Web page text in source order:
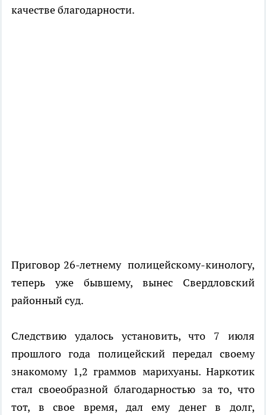
качестве благодарности.
Приговор 26-летнему полицейскому-кинологу,
теперь уже бывшему, вынес Свердловский
районный суд.
Следствию удалось установить, что 7 июля
прошлого года полицейский передал своему
знакомому 1,2 граммов марихуаны. Наркотик
стал своеобразной благодарностью за то, что
тот, в свое время, дал ему денег в долг,